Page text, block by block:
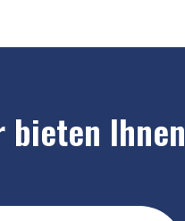
bieten Ihnen